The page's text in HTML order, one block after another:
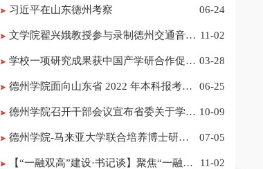
习近平在山东德州考察 06-24
11-02
03-28
06-25
10-09
07-05
11-02